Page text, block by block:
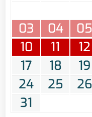
03
04 05
10
11 12
17
18 19
24
25 26
31